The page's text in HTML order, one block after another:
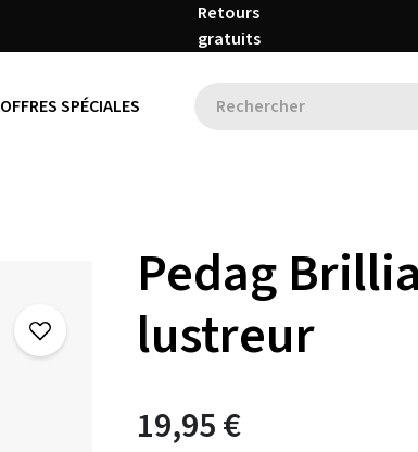
Retours
gratuits
OFFRES SPÉCIALES
Pedag
lustreur
19,95 €